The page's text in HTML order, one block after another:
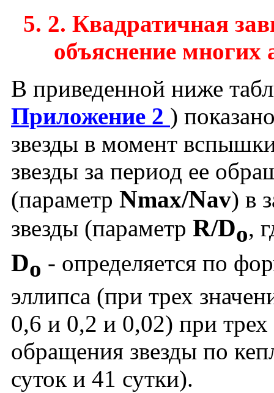
5. 2. Квадратичная
объяснение многих
В приведенной ниже
Приложение 2 )
звезды в момент
звезды за период ее
(параметр Nmax/Nav) в
звезды (параметр R/Do,
Do - определяется по
эллипса (при трех
0,6 и 0,2 и 0,02) при
обращения звезды по
суток и 41 сутки).